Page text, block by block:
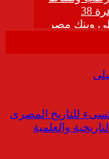
للتاريخ المصرى
والعلمية